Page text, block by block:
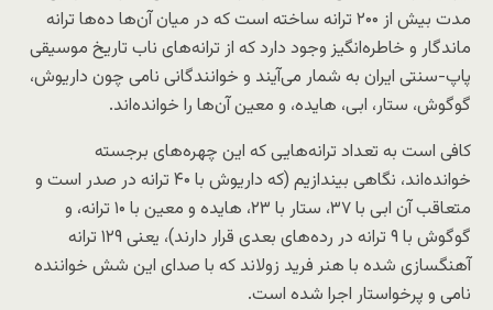
مدت بیش از ۲۰۰ ترانه ساخته است که در میان آن‌ها ده‌ها ترانه
ماندگار و خاطره‌انگیز وجود دارد که از ترانه‌های ناب تاریخ موسیقی
پاپ-سنتی ایران به شمار می‌آیند و خوانندگانی نامی‌ چون داریوش،
گوگوش، ستار، ابی، هایده، و معین آن‌ها را خوانده‌اند.
کافی ‌است به تعداد ترانه‌هایی که این چهره‌های برجسته
خوانده‌اند، نگاهی بیندازیم (که داریوش با ۴۰ ترانه در صدر است و
متعاقب آن ابی با ۳۷، ستار با ۲۳، هایده و معین با ۱۰ ترانه، و
گوگوش با ۹ ترانه در رده‌های بعدی قرار دارند)، یعنی ۱۲۹ ترانه
آهنگسازی شده با هنر فرید زولاند که با صدای این شش خواننده
نامی و پرخواستار اجرا شده است.